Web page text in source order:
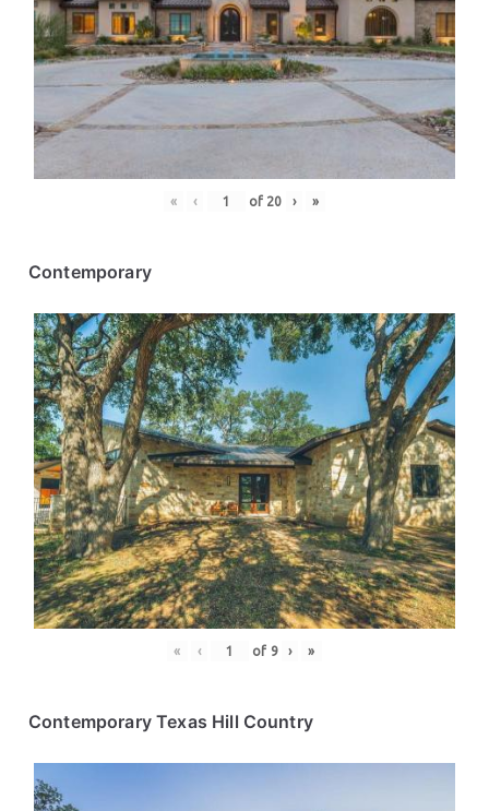
« ‹ of 20 › »
Contemporary
« ‹ of 9 › »
Contemporary Texas Hill Country